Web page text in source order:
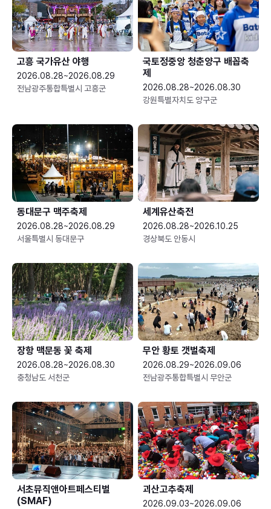
고흥 국가유산 야행
2026.08.28~2026.08.29
전남광주통합특별시 고흥군
국토정중앙 청춘양구 배꼽축
제
2026.08.28~2026.08.30
강원특별자치도 양구군
동대문구 맥주축제
2026.08.28~2026.08.29
서울특별시 동대문구
세계유산축전
2026.08.28~2026.10.25
경상북도 안동시
장항 맥문동 꽃 축제
2026.08.28~2026.08.30
충청남도 서천군
무안 황토 갯벌축제
2026.08.29~2026.09.06
전남광주통합특별시 무안군
서초뮤직앤아트페스티벌
(SMAF)
괴산고추축제
2026.09.03~2026.09.06